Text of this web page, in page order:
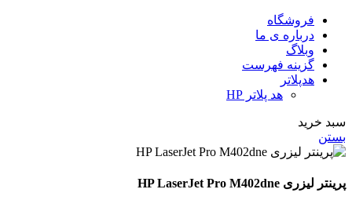
فروشگاه
درباره ی ما
وبلاگ
گزینه فهرست
هدپلاتر
هد پلاتر HP
سبد خرید
بستن
پرینتر لیزری HP LaserJet Pro M402dne